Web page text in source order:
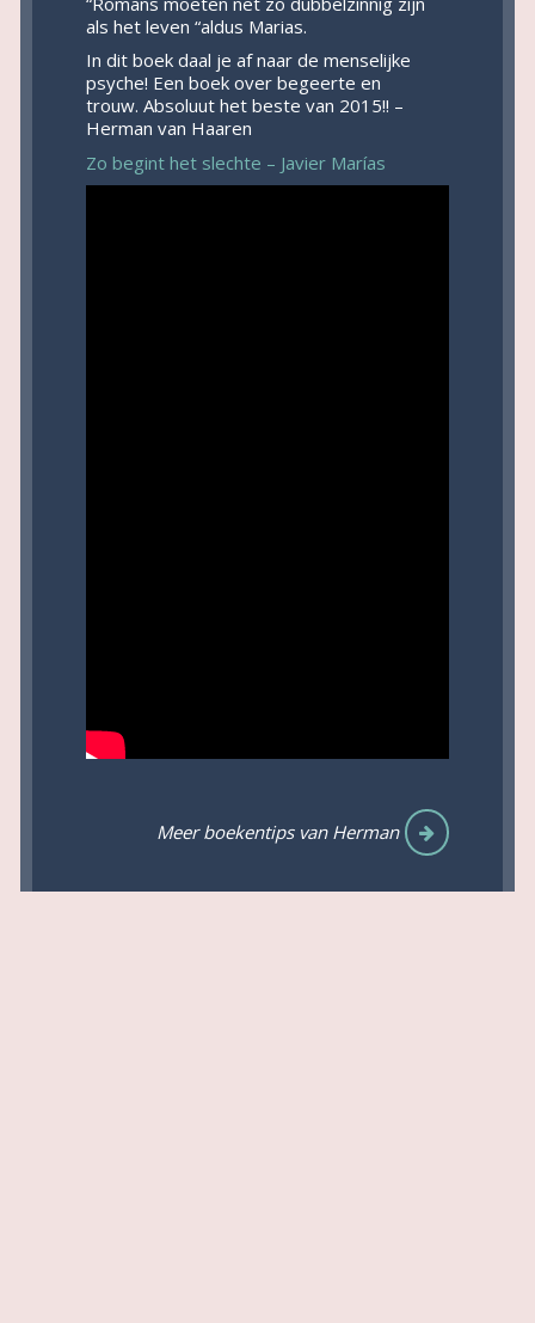
als het leven “aldus Marias.
In dit boek daal je af naar de menselijke
psyche! Een boek over begeerte en
trouw. Absoluut het beste van 2015!! –
Herman van Haaren
Zo begint het slechte – Javier Marías
Meer boekentips van Herman